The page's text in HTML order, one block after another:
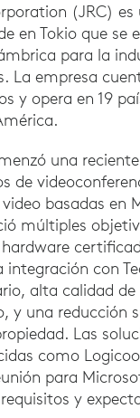
(JRC) es
en Tokio que se
para la
La empresa
y opera en 19
una
de
basadas en
múltiples
integración con
alta calidad de
y una reducción
Las
como
para
y